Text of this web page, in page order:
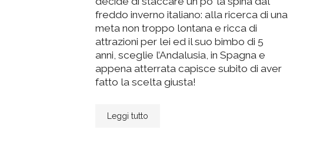
freddo inverno italiano: alla ricerca di una
meta non troppo lontana e ricca di
attrazioni per lei ed il suo bimbo di 5
anni, sceglie l’Andalusia, in Spagna e
appena atterrata capisce subito di aver
fatto la scelta giusta!
Leggi tutto